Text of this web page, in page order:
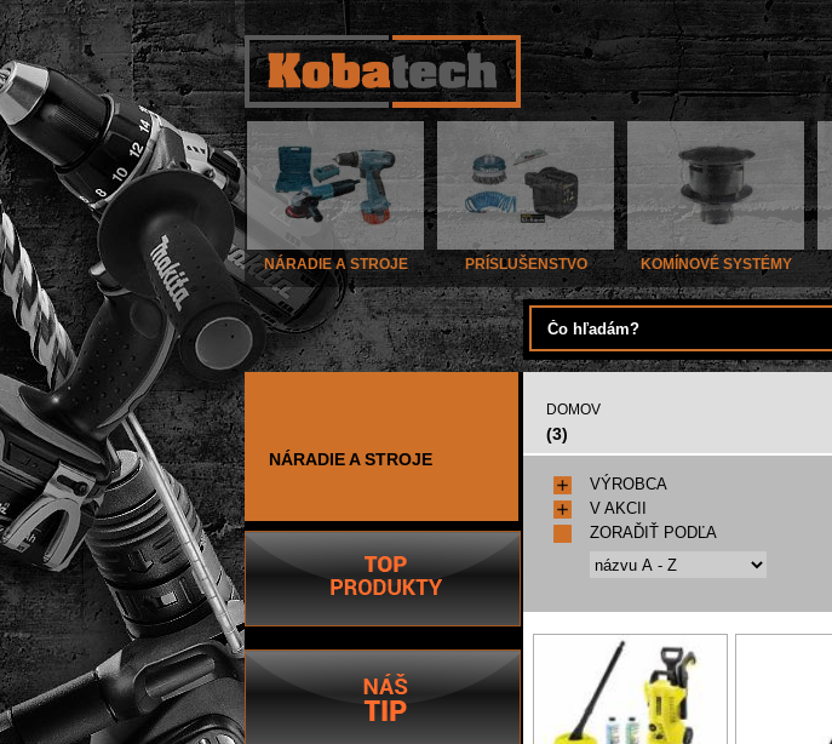
NÁRADIE A STROJE PRÍSLUŠENSTVO KOMÍNOVÉ SYSTÉMY
NÁRADIE A STROJE
DOMOV
(3)
VÝROBCA
V AKCII
ZORAĎIŤ PODĽA